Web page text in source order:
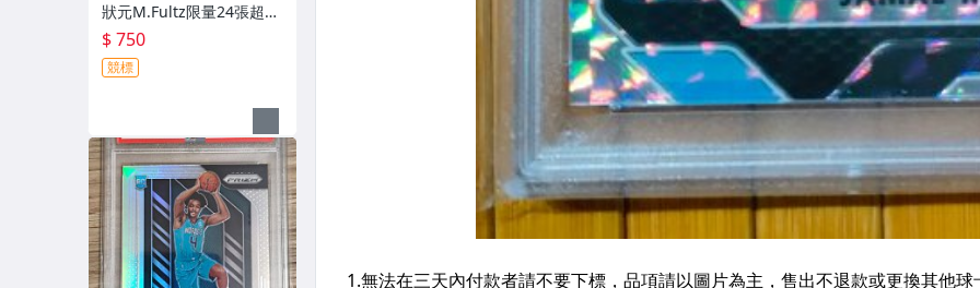
狀元M.Fultz限量24張超大
厚球鞋卡~看漲中(NO Patc
h 鑑定 球衣 簽名)
$ 750
競標